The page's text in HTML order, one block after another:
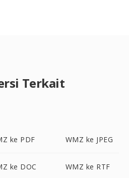
Terkait
ke PDF WMZ ke JPEG
ke DOC WMZ ke RTF